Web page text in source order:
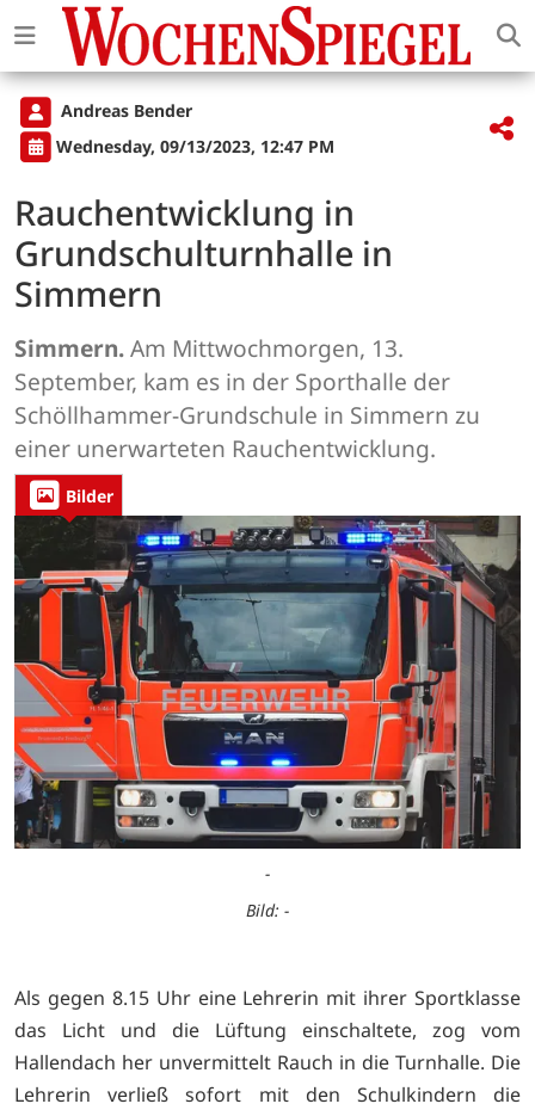
Andreas Bender
Wednesday, 09/13/2023, 12:47 PM
Rauchentwicklung in
Grundschulturnhalle in
Simmern
Simmern.Am Mittwochmorgen, 13.
September, kam es in der Sporthalle der
Schöllhammer-Grundschule in Simmern zu
einer unerwarteten Rauchentwicklung.
Bilder
-
Bild: -
Als gegen 8.15 Uhr eine Lehrerin mit ihrer Sportklasse
das Licht und die Lüftung einschaltete, zog vom
Hallendach her unvermittelt Rauch in die Turnhalle. Die
Lehrerin verließ sofort mit den Schulkindern die